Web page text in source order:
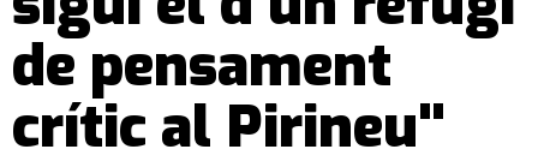
de pensament
crític al Pirineu"